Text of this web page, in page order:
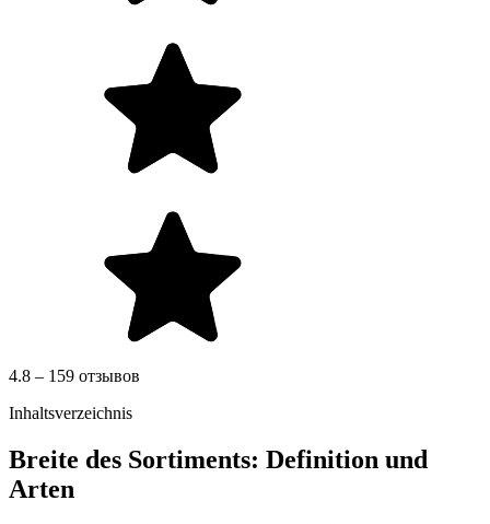
4.8 – 159 отзывов
Inhaltsverzeichnis
Breite des Sortiments: Definition und
Arten